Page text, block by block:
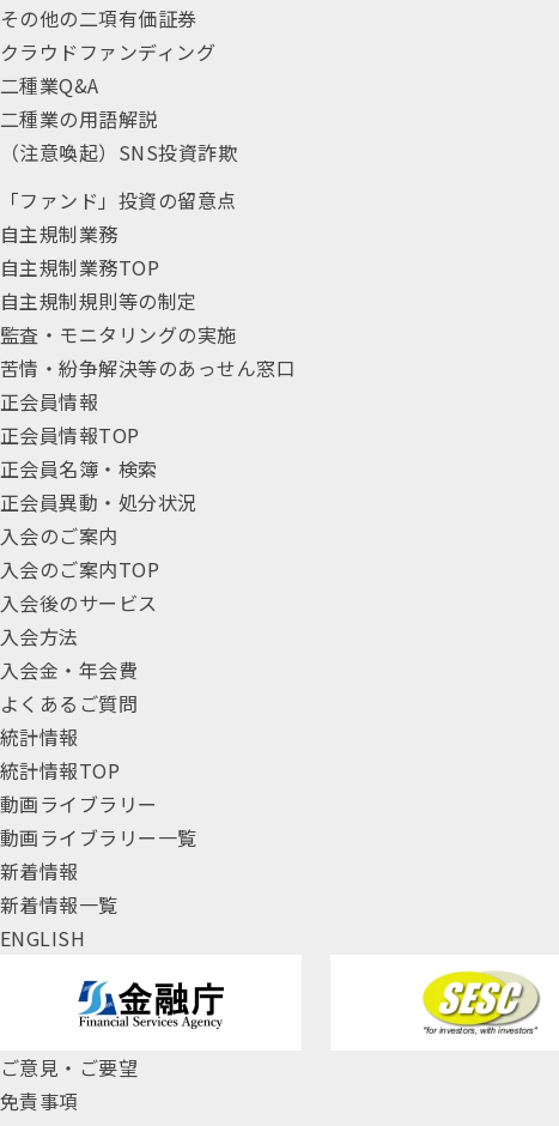
その他の二項有価証券
クラウドファンディング
二種業Q&A
二種業の用語解説
（注意喚起）SNS投資詐欺
「ファンド」投資の留意点
自主規制業務
自主規制業務TOP
自主規制規則等の制定
監査・モニタリングの実施
苦情・紛争解決等のあっせん窓口
正会員情報
正会員情報TOP
正会員名簿・検索
正会員異動・処分状況
入会のご案内
入会のご案内TOP
入会後のサービス
入会方法
入会金・年会費
よくあるご質問
統計情報
統計情報TOP
動画ライブラリー
動画ライブラリー一覧
新着情報
新着情報一覧
ENGLISH
ご意見・ご要望
免責事項